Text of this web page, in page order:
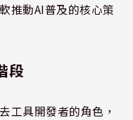
推動AI普及的核心策
段
工具開發者的角色，